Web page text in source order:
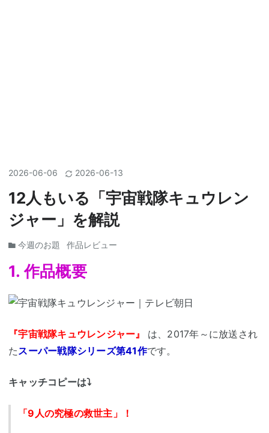
2026-06-06 2026-06-13
12人もいる「宇宙戦隊キュウレン
ジャー」を解説
今週のお題 作品レビュー
1. 作品概要
『宇宙戦隊キュウレンジャー 』 は、2017年～に放送され
た スーパー戦隊シリーズ第41作です。
キャッチコピーは⤵
「9人の究極の救世主」！